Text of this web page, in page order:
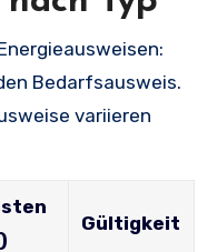
Bedarfsausweis.
variieren
Gültigkeit